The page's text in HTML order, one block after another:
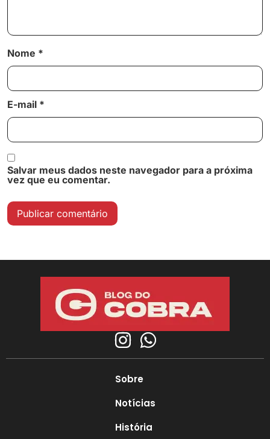
Nome *
E-mail *
Salvar meus dados neste navegador para a próxima
vez que eu comentar.
Sobre
Notícias
História